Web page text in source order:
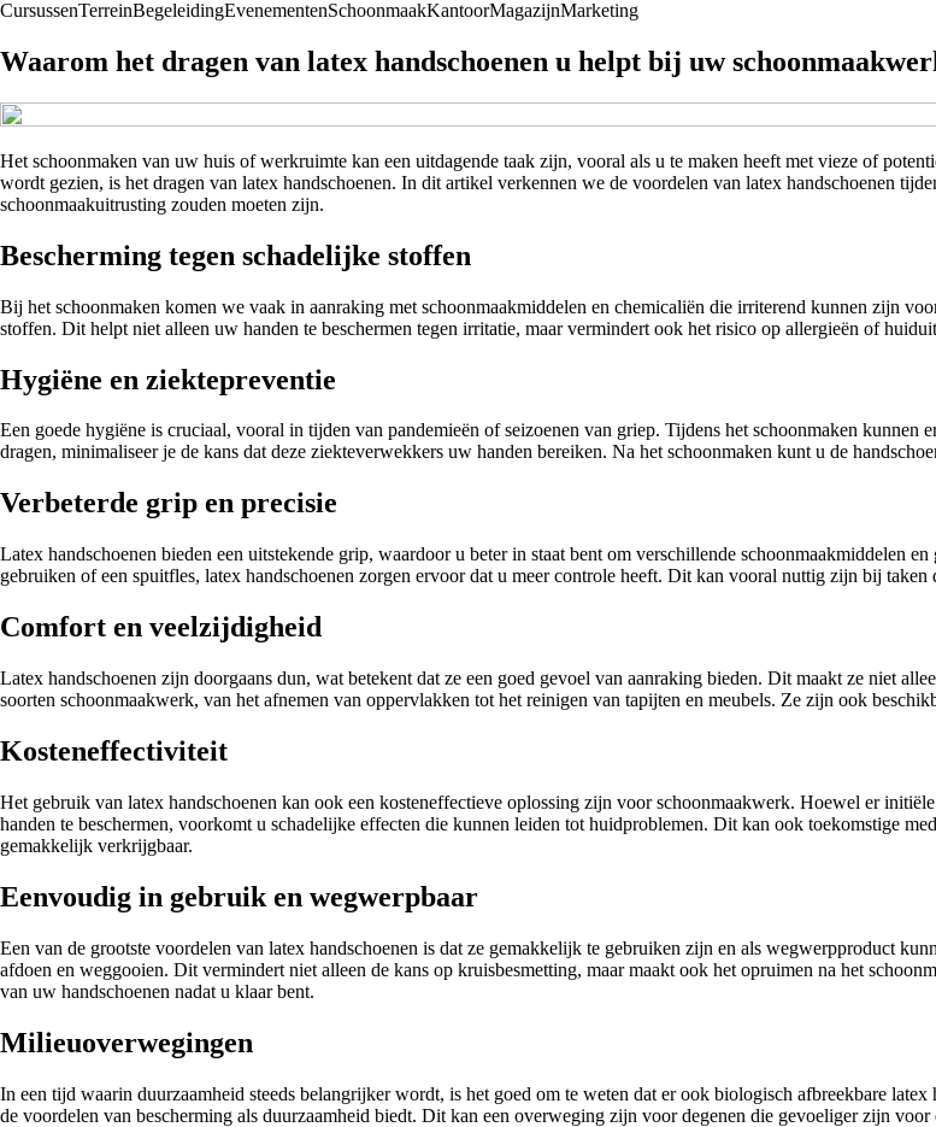
CursussenTerreinBegeleidingEvenementenSchoonmaakKantoorMagazijnMarketing
Waarom het dragen van latex handschoenen u helpt bij uw
Het schoonmaken van uw huis of werkruimte kan een uitdagende taak zijn, vooral als u te maken heeft met vieze of
wordt gezien, is het dragen van latex handschoenen. In dit artikel verkennen we de voordelen van latex handschoenen
schoonmaakuitrusting zouden moeten zijn.
Bescherming tegen schadelijke stoffen
Bij het schoonmaken komen we vaak in aanraking met schoonmaakmiddelen en chemicaliën die irriterend kunnen zijn
stoffen. Dit helpt niet alleen uw handen te beschermen tegen irritatie, maar vermindert ook het risico op allergieën of
Hygiëne en ziektepreventie
Een goede hygiëne is cruciaal, vooral in tijden van pandemieën of seizoenen van griep. Tijdens het schoonmaken
dragen, minimaliseer je de kans dat deze ziekteverwekkers uw handen bereiken. Na het schoonmaken kunt u de
Verbeterde grip en precisie
Latex handschoenen bieden een uitstekende grip, waardoor u beter in staat bent om verschillende schoonmaakmiddelen
gebruiken of een spuitfles, latex handschoenen zorgen ervoor dat u meer controle heeft. Dit kan vooral nuttig zijn bij
Comfort en veelzijdigheid
Latex handschoenen zijn doorgaans dun, wat betekent dat ze een goed gevoel van aanraking bieden. Dit maakt ze niet
soorten schoonmaakwerk, van het afnemen van oppervlakken tot het reinigen van tapijten en meubels. Ze zijn ook
Kosteneffectiviteit
Het gebruik van latex handschoenen kan ook een kosteneffectieve oplossing zijn voor schoonmaakwerk. Hoewel er
handen te beschermen, voorkomt u schadelijke effecten die kunnen leiden tot huidproblemen. Dit kan ook toekomstige
gemakkelijk verkrijgbaar.
Eenvoudig in gebruik en wegwerpbaar
Een van de grootste voordelen van latex handschoenen is dat ze gemakkelijk te gebruiken zijn en als wegwerpproduct
afdoen en weggooien. Dit vermindert niet alleen de kans op kruisbesmetting, maar maakt ook het opruimen na het
van uw handschoenen nadat u klaar bent.
Milieuoverwegingen
In een tijd waarin duurzaamheid steeds belangrijker wordt, is het goed om te weten dat er ook biologisch afbreekbare
de voordelen van bescherming als duurzaamheid biedt. Dit kan een overweging zijn voor degenen die gevoeliger zijn